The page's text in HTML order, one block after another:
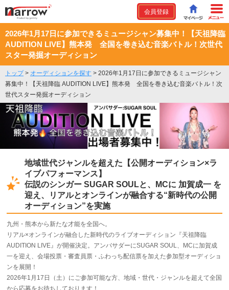
会員登録
2026年1月17日に参加できるミュージシャン募集中！【天祖降臨
AUDITION LIVE】熊本発 全国を巻き込む音楽バトル！次世代
スター発掘オーディション
トップ> オーディションを探す > 2026年1月17日に参加できるミュージシャン
募集中！【天祖降臨 AUDITION LIVE】熊本発 全国を巻き込む音楽バトル！次
世代スター発掘オーディション
地域世代ジャンルを超えた【公開オーディション×ラ
イブパフォーマンス】
伝説のシンガー SUGAR SOULと、MCに 加賀成一 を
迎え、リアルとオンラインが融合する“新時代の公開
オーディション”を実施
九州・熊本から新たな才能を全国へ。
リアル×オンラインが融合した新時代のライブオーディション『天祖降臨
AUDITION LIVE』が開催決定。アンバサダーにSUGAR SOUL、MCに加賀成
一を迎え、会場投票・審査員票・ふわっち配信票を加えた参加型オーディショ
ンを展開！
2026年1月17日（土）にご参加可能な方、地域・世代・ジャンルを超えて全国
から応募をお待ちしております！